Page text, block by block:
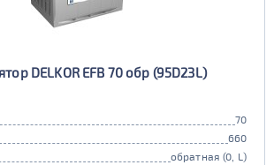
DELKOR EFB 70 обр (95D23L)
70
660
обратная (0, L)